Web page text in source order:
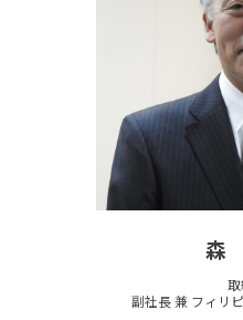
森
副社長 兼 フィリ